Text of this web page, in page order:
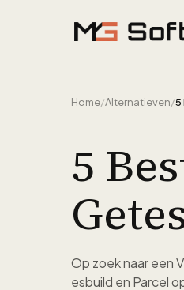
Home/Alternatieven/
5
Op zoek naar een
esbuild en Parcel